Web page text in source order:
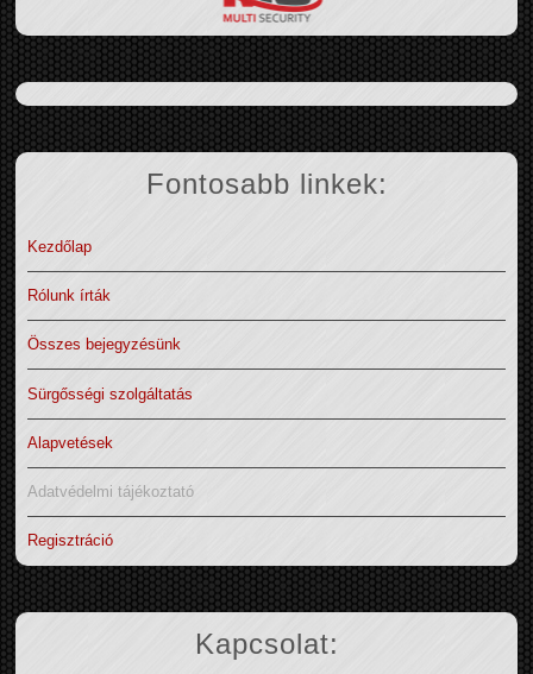
Fontosabb linkek:
Kezdőlap
Rólunk írták
Összes bejegyzésünk
Sürgősségi szolgáltatás
Alapvetések
Adatvédelmi tájékoztató
Regisztráció
Kapcsolat: